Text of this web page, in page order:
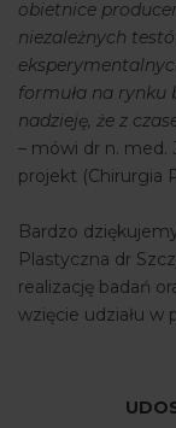
obietnice
niezależnych
formuła na rynku
nadzieję, że z
– mówi dr n. med.
projekt (Chirurgia
Bardzo
Plastyczna dr
realizację badań
wzięcie udziału w